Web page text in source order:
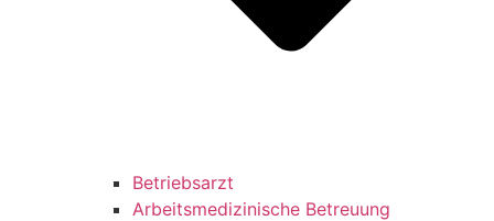
Betriebsarzt
Arbeitsmedizinische Betreuung